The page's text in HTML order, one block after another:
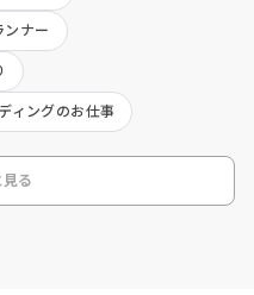
ンナー
ィングのお仕事
る